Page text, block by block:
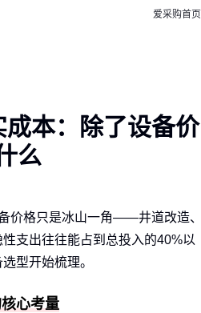
爱采购首页
本：除了设备价
么
价格只是冰山一角——井道改造、
支出往往能占到总投入的40%以
型开始梳理。
心考量